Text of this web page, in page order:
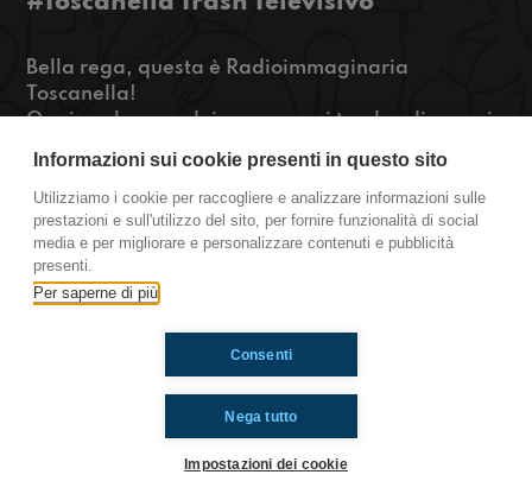
Bella rega, questa è Radioimmaginaria
Toscanella!
Oggi parleremo dei programmi trash e di come i
Incuriositi cliccate play!
https://www.radioimmaginaria.it
Toscanella
Ti è piaciuto? Condividilo!
Informazioni sui cookie presenti in questo sito
Utilizziamo i cookie per raccogliere e analizzare informazioni sulle
prestazioni e sull'utilizzo del sito, per fornire funzionalità di social
media e per migliorare e personalizzare contenuti e pubblicità
presenti.
Per saperne di più
Nega tutto
Consenti
Impostazioni dei cookie